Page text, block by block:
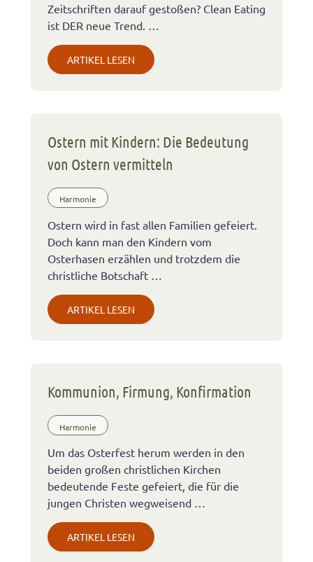
Zeitschriften darauf gestoßen? Clean Eating
ist DER neue Trend. …
ARTIKEL LESEN
Ostern mit Kindern: Die Bedeutung
von Ostern vermitteln
Harmonie
Ostern wird in fast allen Familien gefeiert.
Doch kann man den Kindern vom
Osterhasen erzählen und trotzdem die
christliche Botschaft …
ARTIKEL LESEN
Kommunion, Firmung, Konfirmation
Harmonie
Um das Osterfest herum werden in den
beiden großen christlichen Kirchen
bedeutende Feste gefeiert, die für die
jungen Christen wegweisend …
ARTIKEL LESEN